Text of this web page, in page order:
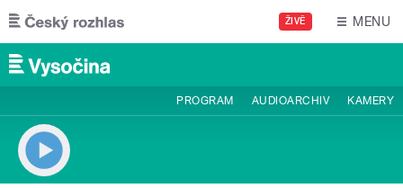
Přejít k hlavnímu obsahu
ŽIVĚ MENU
PROGRAM AUDIOARCHIV KAMERY